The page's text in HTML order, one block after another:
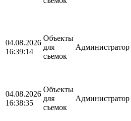
04.08.2026
16:39:14
Объекты
для
съемок
Администратор
04.08.2026
16:38:35
Объекты
для
съемок
Администратор